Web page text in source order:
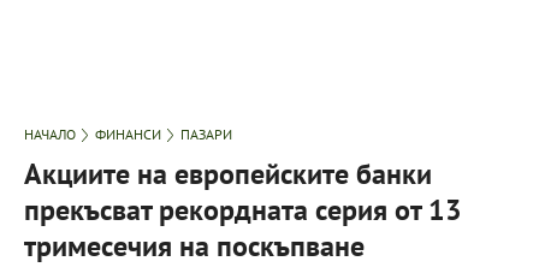
НАЧАЛО ФИНАНСИ ПАЗАРИ
Акциите на европейските банки
прекъсват рекордната серия от 13
тримесечия на поскъпване